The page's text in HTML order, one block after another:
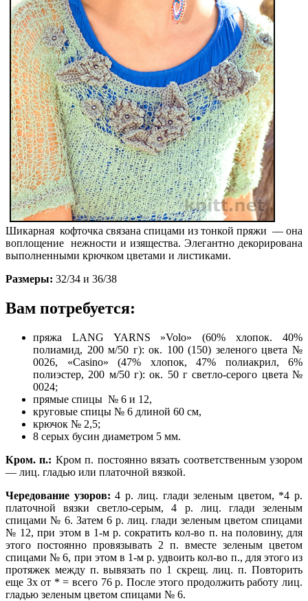
Шикарная кофточка связана спицами из тонкой пряжи — она
воплощение нежности и изящества. Элегантно декорирована
выполненными крючком цветами и листиками.
Размеры: 32/34 и 36/38
Вам потребуется:
пряжа LANG YARNS »Volo» (60% хлопок. 40%
полиамид, 200 м/50 г): ок. 100 (150) зеленого цвета №
0026, «Casino» (47% хлопок, 47% полиакрил, 6%
полиэстер, 200 м/50 г): ок. 50 г светло-серого цвета №
0024;
прямые спицы № 6 и 12,
круговые спицы № 6 длиной 60 см,
крючок № 2,5;
8 серых бусин диаметром 5 мм.
Кром. п.: Кром п. постоянно вязать соответственным узором
— лиц. гладью или платочной вязкой.
Чередование узоров: 4 р. лиц. глади зеленым цветом, *4 р.
платочной вязки светло-серым, 4 р. лиц. глади зеленым
спицами № 6. Затем 6 р. лиц. глади зеленым цветом спицами
№ 12, при этом в 1-м р. сократить кол-во п. на половину, для
этого постоянно провязывать 2 п. вместе зеленым цветом
спицами № 6, при этом в 1-м р. удвоить кол-во п., для этого из
протяжек между п. вывязать по 1 скрещ. лиц. п. Повторить
еще Зх от * = всего 76 р. После этого продолжить работу лиц.
гладью зеленым цветом спицами № 6.